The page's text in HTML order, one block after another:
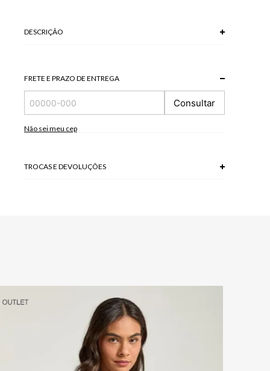
DESCRIÇÃO
FRETE E PRAZO DE ENTREGA
Consultar
Não sei meu cep
TROCAS E DEVOLUÇÕES